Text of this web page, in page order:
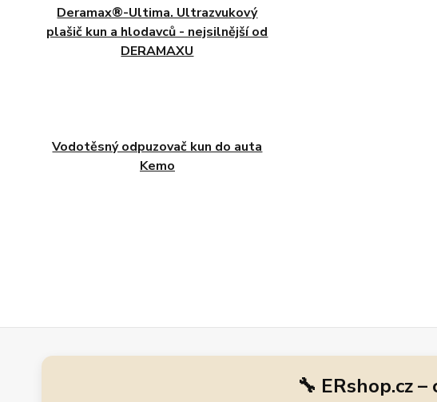
Deramax®-Ultima. Ultrazvukový
plašič kun a hlodavců - nejsilnější od
DERAMAXU
Vodotěsný odpuzovač kun do auta
Kemo
🔧 ERshop.cz